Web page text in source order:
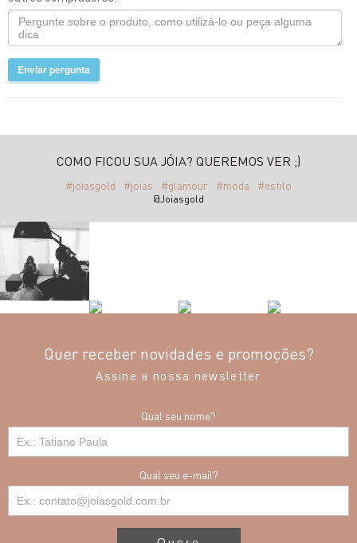
Enviar pergunta
COMO FICOU SUA JÓIA? QUEREMOS VER ;)
#joiasgold #joias #glamour #moda #estilo
@Joiasgold
Quer receber novidades e promoções?
Assine a nossa newsletter
Qual seu nome?
Qual seu e-mail?